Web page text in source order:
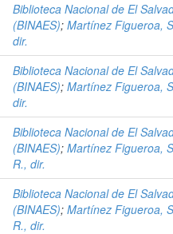
Biblioteca Nacional de El
(BINAES); Martínez Figueroa,
dir.
Biblioteca Nacional de El
(BINAES); Martínez Figueroa,
dir.
Biblioteca Nacional de El
(BINAES); Martínez Figueroa,
R., dir.
Biblioteca Nacional de El
(BINAES); Martínez Figueroa,
R., dir.